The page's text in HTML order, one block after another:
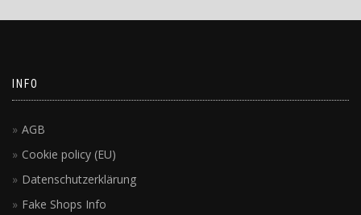
INFO
AGB
Cookie policy (EU)
Datenschutzerklärung
Fake Shops Info